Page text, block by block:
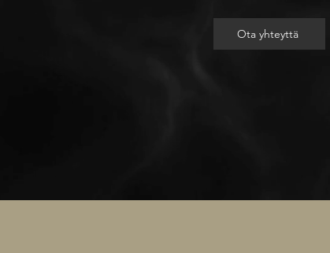
Ota yhteyttä